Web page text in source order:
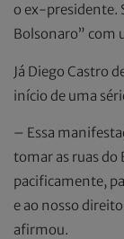
o ex-presidente.
Bolsonaro” com
Já Diego Castro
início de uma
– Essa
tomar as ruas do
pacificamente,
e ao nosso
afirmou.